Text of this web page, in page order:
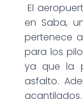
El
en Saba,
pertenece
para los
ya que la
asfalto.